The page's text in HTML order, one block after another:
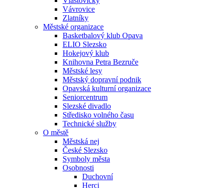
Vávrovice
Zlatníky
Městské organizace
Basketbalový klub Opava
ELIO Slezsko
Hokejový klub
Knihovna Petra Bezruče
Městské lesy
Městský dopravní podnik
Opavská kulturní organizace
Seniorcentrum
Slezské divadlo
Středisko volného času
Technické služby
O městě
Městská nej
České Slezsko
Symboly města
Osobnosti
Duchovní
Herci